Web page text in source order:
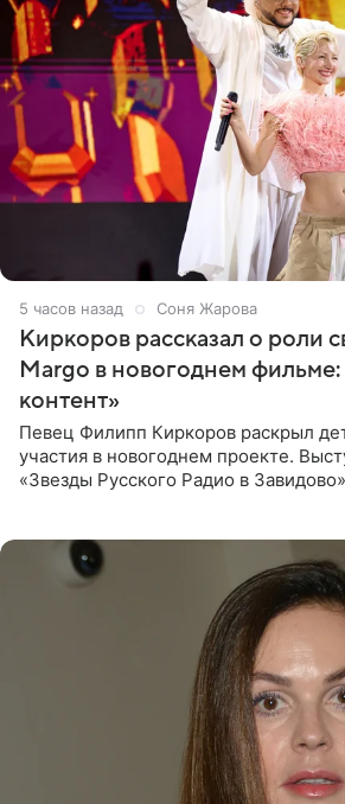
5 часов назад Соня Жарова
Киркоров рассказал о роли
Margo в новогоднем
контент»
Певец Филипп Киркоров раскрыл
участия в новогоднем проекте.
«Звезды Русского Радио в